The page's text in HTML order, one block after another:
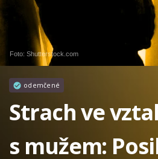
Foto: Shutterstock.com
odemčené
Strach ve
s mužem: